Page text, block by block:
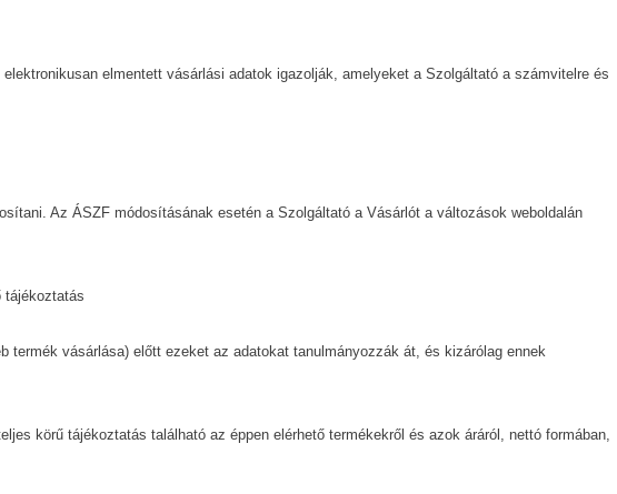
elmentett vásárlási adatok igazolják, amelyeket a Szolgáltató a számvitelre és
Az ÁSZF módosításának esetén a Szolgáltató a Vásárlót a változások weboldalán
tájékoztatás
termék vásárlása) előtt ezeket az adatokat tanulmányozzák át, és kizárólag ennek
körű tájékoztatás található az éppen elérhető termékekről és azok áráról, nettó formában,